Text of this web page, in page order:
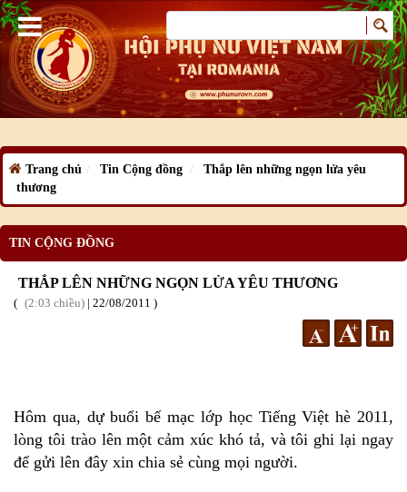
Trang chủ Tin Cộng đồng
Thắp lên những ngọn lửa yêu
thương
TIN CỘNG ĐỒNG
THẮP LÊN NHỮNG NGỌN LỬA YÊU THƯƠNG
2:03 chiều | 22/08/2011
Hôm qua, dự buổi bế mạc lớp học Tiếng Việt hè 2011,
lòng tôi trào lên một cảm xúc khó tả, và tôi ghi lại ngay
để gửi lên đây xin chia sẻ cùng mọi người.